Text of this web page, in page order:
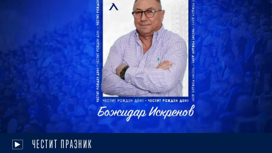
ЧЕСТИТ ПРАЗНИК